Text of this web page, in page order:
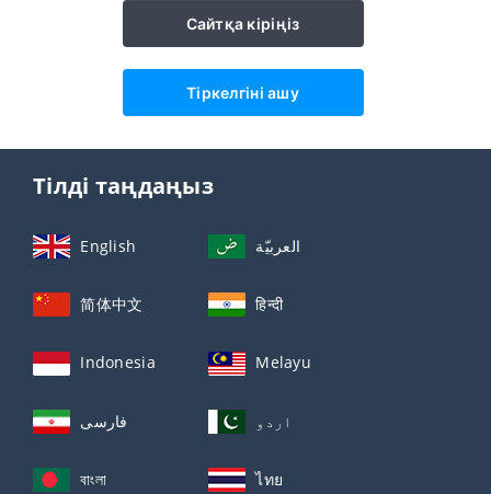
Сайтқа кіріңіз
Тіркелгіні ашу
Тілді таңдаңыз
English العربيّة
简体中文 हिन्दी
Indonesia Melayu
فارسی اردو
বাংলা ไทย